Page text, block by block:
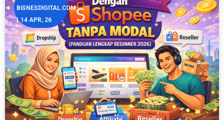
BISNESDIGITAL.COM
| 14 APR, 26